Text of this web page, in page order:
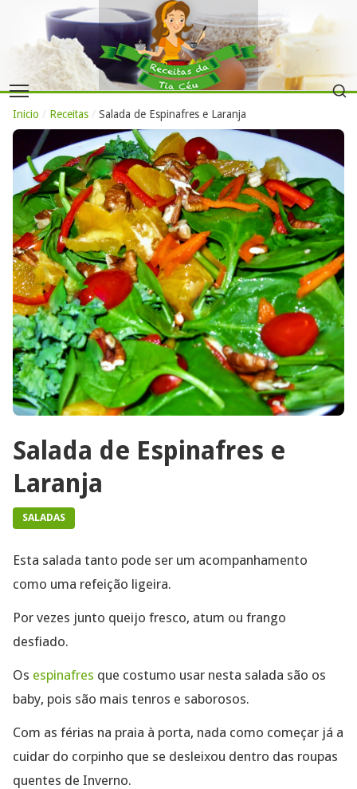
Inicio / Receitas / Salada de Espinafres e Laranja
Salada de Espinafres e
Laranja
SALADAS
Esta salada tanto pode ser um acompanhamento
como uma refeição ligeira.
Por vezes junto queijo fresco, atum ou frango
desfiado.
Os espinafres que costumo usar nesta salada são os
baby, pois são mais tenros e saborosos.
Com as férias na praia à porta, nada como começar já a
cuidar do corpinho que se desleixou dentro das roupas
quentes de Inverno.